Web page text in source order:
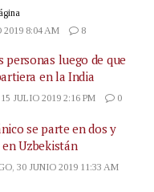
8:04 AM
8
personas luego de que
en la India
JULIO 2019 2:16 PM 0
se parte en dos y
Uzbekistán
30 JUNIO 2019 11:33 AM